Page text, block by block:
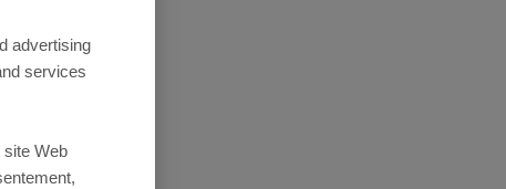
advertising
services
Web